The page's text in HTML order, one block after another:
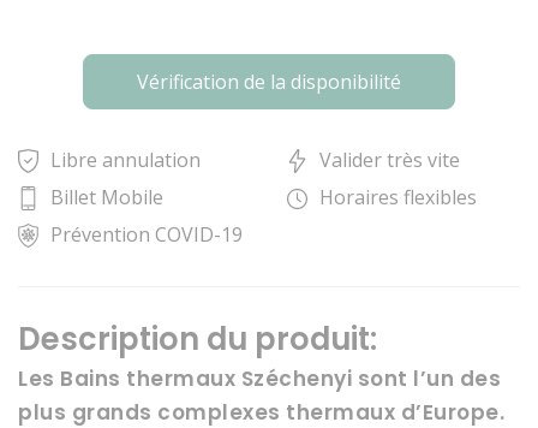
Vérification de la disponibilité
Libre annulation
Valider très vite
Billet Mobile
Horaires flexibles
Prévention COVID-19
Description du produit:
Les Bains thermaux Széchenyi sont l’un des
plus grands complexes thermaux d’Europe.